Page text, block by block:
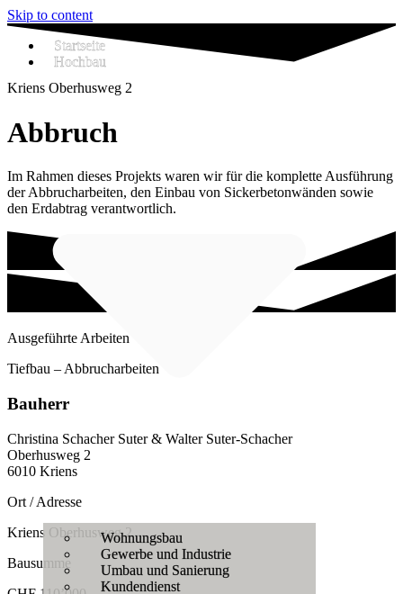
Skip to content
Startseite
Hochbau
Wohnungsbau
Gewerbe und Industrie
Umbau und Sanierung
Kundendienst
Kriens Oberhusweg 2
Abbruch
Im Rahmen dieses Projekts waren wir für die komplette Ausführung
der Abbrucharbeiten, den Einbau von Sickerbetonwänden sowie
den Erdabtrag verantwortlich.
Ausgeführte Arbeiten
Tiefbau – Abbrucharbeiten
Bauherr
Christina Schacher Suter & Walter Suter-Schacher
Oberhusweg 2
6010 Kriens
Ort / Adresse
Kriens Oberhusweg 2
Bausumme